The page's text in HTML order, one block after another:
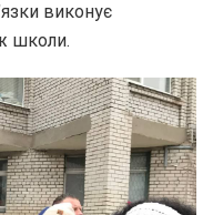
виконує
школи.